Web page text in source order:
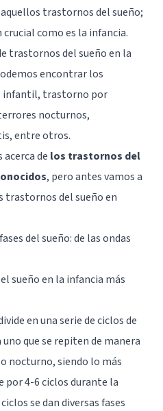
trastornos del sueño;
como es la infancia.
trastornos del sueño en la
encontrar los
infantil, trastorno por
nocturnos,
entre otros.
de los trastornos del
, pero antes vamos a
trastornos del sueño en
del sueño: de las ondas
sueño en la infancia más
en una serie de ciclos de
que se repiten de manera
nocturno, siendo lo más
por 4-6 ciclos durante la
se dan diversas fases